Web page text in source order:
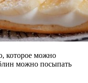
которое можно
можно посыпать